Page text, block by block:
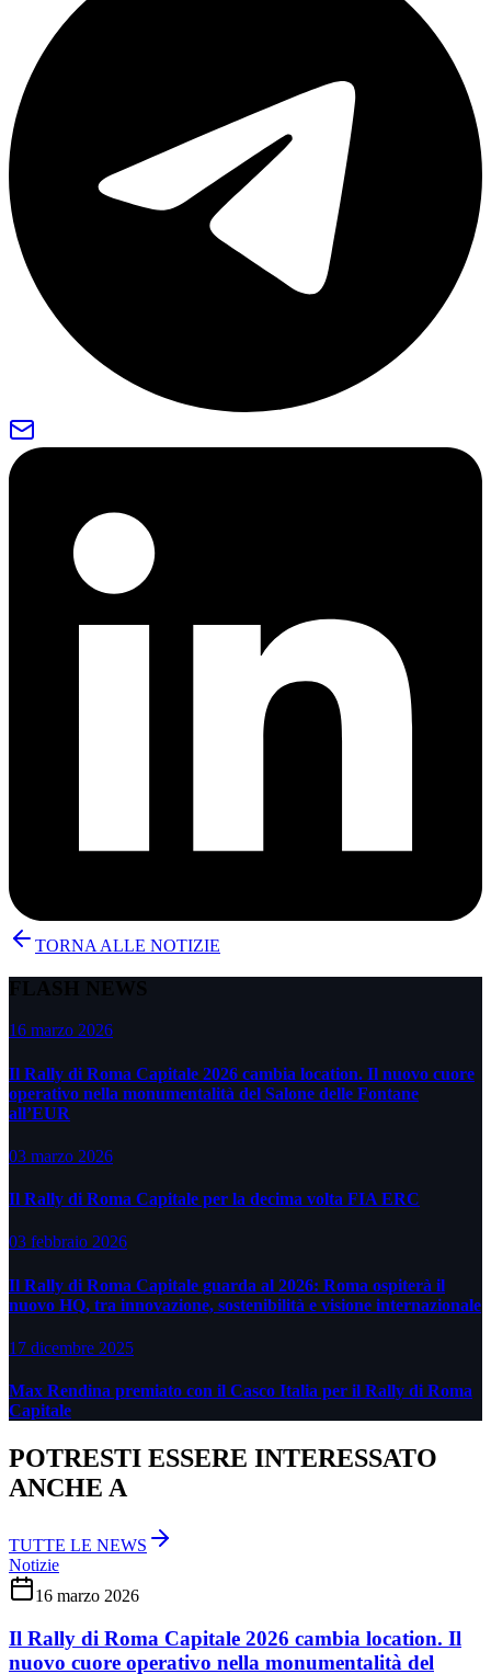
TORNA ALLE NOTIZIE
FLASH NEWS
16 marzo 2026
Il Rally di Roma Capitale 2026 cambia location. Il nuovo cuore
operativo nella monumentalità del Salone delle Fontane
all’EUR
03 marzo 2026
Il Rally di Roma Capitale per la decima volta FIA ERC
03 febbraio 2026
Il Rally di Roma Capitale guarda al 2026: Roma ospiterà il
nuovo HQ, tra innovazione, sostenibilità e visione internazionale
17 dicembre 2025
Max Rendina premiato con il Casco Italia per il Rally di Roma
Capitale
POTRESTI ESSERE INTERESSATO
ANCHE A
TUTTE LE NEWS
Notizie
16 marzo 2026
Il Rally di Roma Capitale 2026 cambia location. Il
nuovo cuore operativo nella monumentalità del